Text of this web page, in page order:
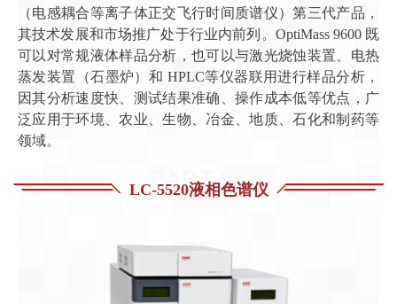
（电感耦合等离子体正交飞行时间质谱仪）第三代产品，
其技术发展和市场推广处于行业内前列。OptiMass 9600 既
可以对常规液体样品分析，也可以与激光烧蚀装置、电热
蒸发装置（石墨炉）和 HPLC等仪器联用进行样品分析，
因其分析速度快、测试结果准确、操作成本低等优点，广
泛应用于环境、农业、生物、冶金、地质、石化和制药等
领域。
PART.01
LC-5520液相色谱仪